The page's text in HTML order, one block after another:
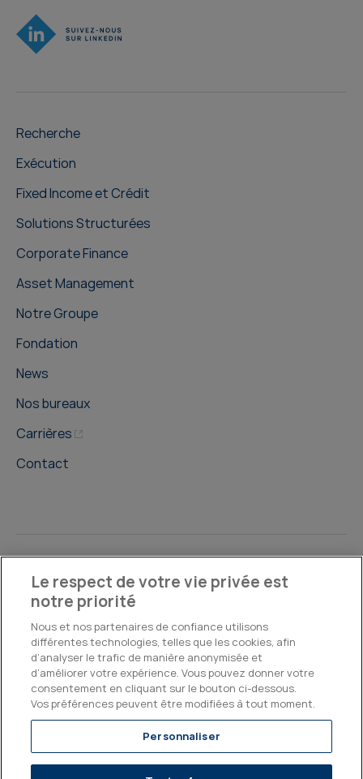
Recherche
Exécution
Fixed Income et Crédit
Solutions Structurées
Corporate Finance
Asset Management
Notre Groupe
Fondation
News
Nos bureaux
Carrières
Contact
©2026, Kepler Cheuvreux
Legal & Compliance
Le respect de votre vie privée est
notre priorité
Nous et nos partenaires de confiance utilisons
différentes technologies, telles que les cookies, afin
d’analyser le trafic de manière anonymisée et
d’améliorer votre expérience. Vous pouvez donner votre
consentement en cliquant sur le bouton ci-dessous.
Vos préférences peuvent être modifiées à tout moment.
Personnaliser